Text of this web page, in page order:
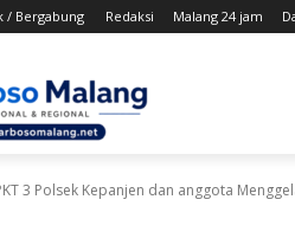
/ Bergabung Redaksi Malang 24 jam
3 Polsek Kepanjen dan anggota